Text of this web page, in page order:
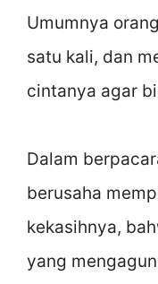
Umumnya
satu kali, dan
cintanya agar
Dalam
berusaha
kekasihnya,
yang